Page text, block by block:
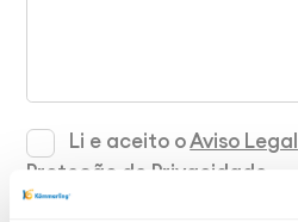
Li e aceito oAviso Legal
Proteção de Privacidade